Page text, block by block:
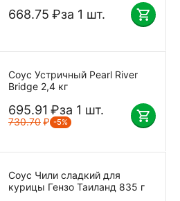
668.75 ₽за 1 шт.
Соус Устричный Pearl River
Bridge 2,4 кг
695.91 ₽за 1 шт.
730.70 ₽ -5%
Соус Чили сладкий для
курицы Гензо Таиланд 835 г